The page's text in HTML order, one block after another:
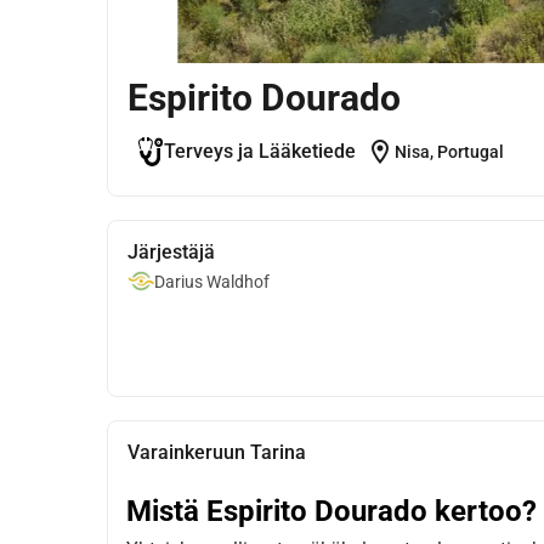
Espirito Dourado
Terveys ja Lääketiede location_on Nisa, Portugal
Järjestäjä
Darius Waldhof
Varainkeruun Tarina
Mistä Espirito Dourado kertoo?